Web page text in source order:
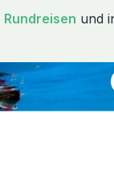
Rundreisen und